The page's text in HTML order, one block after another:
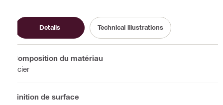
Details Technical illustrations
Composition du matériau
Acier
Finition de surface